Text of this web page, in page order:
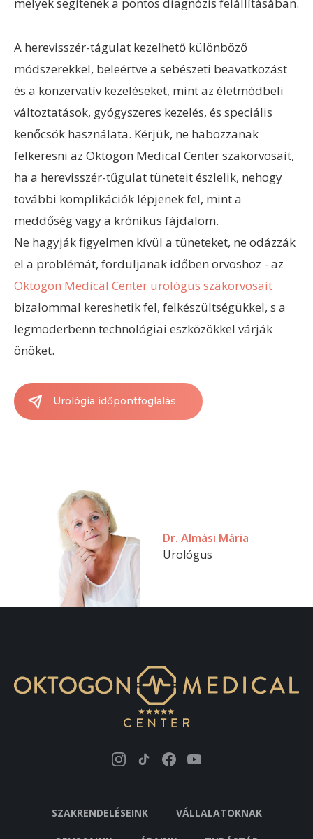
melyek segítenek a pontos diagnózis felállításában.
A herevisszér-tágulat kezelhető különböző
módszerekkel, beleértve a sebészeti beavatkozást
és a konzervatív kezeléseket, mint az életmódbeli
változtatások, gyógyszeres kezelés, és speciális
kenőcsök használata. Kérjük, ne habozzanak
felkeresni az Oktogon Medical Center szakorvosait,
ha a herevisszér-tűgulat tüneteit észlelik, nehogy
további komplikációk lépjenek fel, mint a
meddőség vagy a krónikus fájdalom.
Ne hagyják figyelmen kívül a tüneteket, ne odázzák
el a problémát, forduljanak időben orvoshoz - az
Oktogon Medical Center urológus szakorvosait
bizalommal kereshetik fel, felkészültségükkel, s a
legmoderbenn technológiai eszközökkel várják
önöket.
Urológia időpontfoglalás
Dr. Almási Mária
Urológus
SZAKRENDELÉSEINK VÁLLALATOKNAK